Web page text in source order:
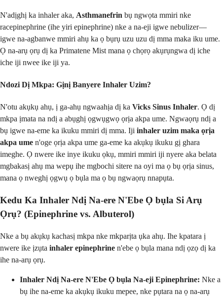
N'adịghị ka inhaler aka, Asthmanefrin bụ ngwọta mmiri nke
racepinephrine (ihe yiri epinephrine) nke a na-eji igwe nebulizer—
igwe na-agbanwe mmiri ahụ ka ọ bụrụ uzu uzu dị mma maka iku ume.
Ọ na-arụ ọrụ dị ka Primatene Mist mana ọ chọrọ akụrụngwa dị iche
iche iji nwee ike iji ya.
Ndozi Dị Mkpa: Gịnị Banyere Inhaler Uzim?
N'otu akụkụ ahụ, ị ga-ahụ ngwaahịa dị ka Vicks Sinus Inhaler. Ọ dị
mkpa ịmata na ndị a abụghị ọgwụgwọ ọrịa akpa ume. Ngwaọrụ ndị a
bụ igwe na-eme ka ikuku mmiri dị mma. Iji inhaler uzim maka ọrịa
akpa ume n'oge ọrịa akpa ume ga-eme ka akụkụ ikuku gị ghara
imeghe. Ọ nwere ike inye ikuku ọkụ, mmiri mmiri iji nyere aka belata
mgbakasị ahụ ma wepụ ihe mgbochi sitere na oyi ma ọ bụ ọrịa sinus,
mana ọ nweghị ọgwụ ọ bụla ma ọ bụ ngwaọrụ nnapụta.
Kedu Ka Inhaler Ndị Na-ere N'Ebe Ọ bụla Si Arụ
Ọrụ? (Epinephrine vs. Albuterol)
Nke a bụ akụkụ kachasị mkpa nke mkparịta ụka ahụ. Ihe kpatara ị
nwere ike ịzụta inhaler epinephrine n'ebe ọ bụla mana ndị ọzọ dị ka
ihe na-arụ ọrụ.
Inhaler Ndị Na-ere N'Ebe Ọ bụla Na-eji Epinephrine: Nke a
bụ ihe na-eme ka akụkụ ikuku mepee, nke pụtara na ọ na-arụ